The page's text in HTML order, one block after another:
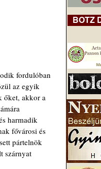
fordulóban
az egyik
őket, akkor a
harmadik
fővárosi és
pártelnök
szárnyat
BOTZ